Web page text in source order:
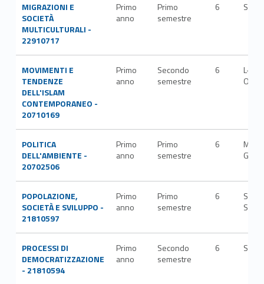
MIGRAZIONI E
SOCIETÀ
MULTICULTURALI -
22910717
Primo
anno
Primo
semestre
6 SPS/
MOVIMENTI E
TENDENZE
DELL'ISLAM
CONTEMPORANEO -
20710169
Primo
anno
Secondo
semestre
6
L-
OR/
POLITICA
DELL'AMBIENTE -
20702506
Primo
anno
Primo
semestre
6
M-
POPOLAZIONE,
SOCIETÀ E SVILUPPO -
21810597
Primo
anno
Primo
semestre
6
SECS-
S/04
PROCESSI DI
DEMOCRATIZZAZIONE
- 21810594
Primo
anno
Secondo
semestre
6 SPS/